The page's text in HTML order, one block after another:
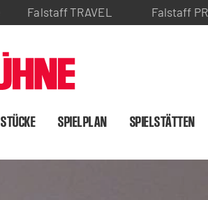
Falstaff TRAVEL Falstaff
STÜCKE SPIELPLAN SPIELSTÄTTEN